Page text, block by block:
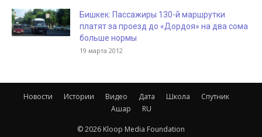
Бишкек: Пассажиры 130-й маршрутки
платят за проезд до «Дордоя» на два сома
больше нормы
19 марта 2012
Новости Истории Видео Дата Школа
Спутник
Ашар
RU
© 2026 Kloop Media Foundation